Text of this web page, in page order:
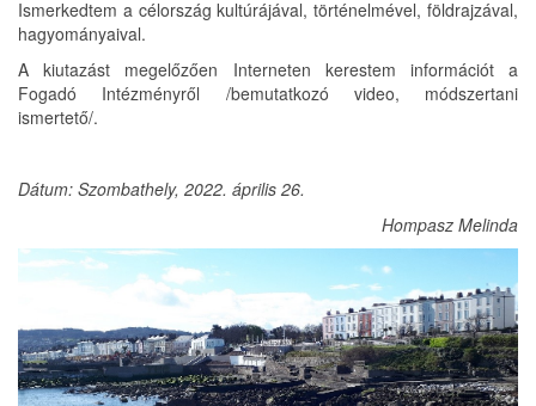
Ismerkedtem a célország kultúrájával, történelmével, földrajzával,
hagyományaival.
A kiutazást megelőzően Interneten kerestem információt a
Fogadó Intézményről /bemutatkozó video, módszertani
ismertető/.
Dátum: Szombathely, 2022. április 26.
Hompasz Melinda